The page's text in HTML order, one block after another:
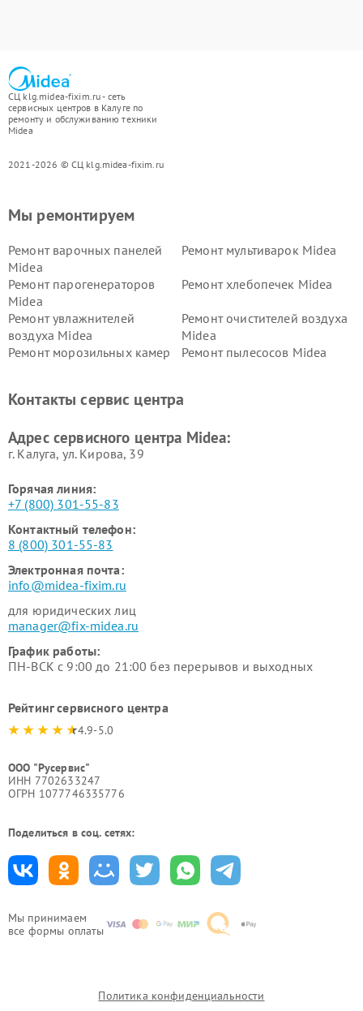
СЦ klg.midea-fixim.ru - сеть
сервисных центров в Калуге по
ремонту и обслуживанию техники
Midea
2021-2026 © СЦ klg.midea-fixim.ru
Мы принимаем
все формы оплаты
Мы ремонтируем
Ремонт варочных панелей
Midea
Ремонт мультиварок Midea
Ремонт парогенераторов
Midea
Ремонт хлебопечек Midea
Ремонт увлажнителей
воздуха Midea
Ремонт очистителей воздуха
Midea
Ремонт морозильных камер
Ремонт пылесосов Midea
пылесосов Midea
Midea
Контакты сервис центра
Адрес сервисного центра Midea:
г. Калуга, ул. Кирова, 39
Горячая линия:
+7 (800) 301-55-83
Контактный телефон:
8 (800) 301-55-83
Электронная почта:
info@midea-fixim.ru
для юридических лиц
manager@fix-midea.ru
График работы:
ПН-ВСК с 9:00 до 21:00 без перерывов и выходных
Рейтинг сервисного центра
4.9-5.0
ООО "Русервис"
ИНН 7702633247
ОГРН 1077746335776
Поделиться в соц. сетях:
Политика конфиденциальности